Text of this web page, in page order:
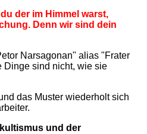
der im Himmel warst,
Denn wir sind dein
Narsagonan" alias "Frater
Dinge sind nicht, wie sie
das Muster wiederholt sich
und der